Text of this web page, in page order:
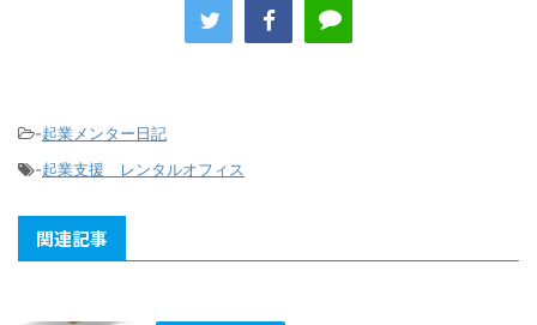
-起業メンター日記
-起業支援 レンタルオフィス
関連記事